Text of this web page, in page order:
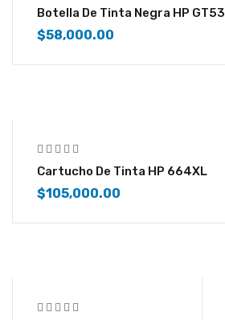
Botella De Tinta Negra HP GT53
$58,000.00
Cartucho De Tinta HP 664XL
$105,000.00